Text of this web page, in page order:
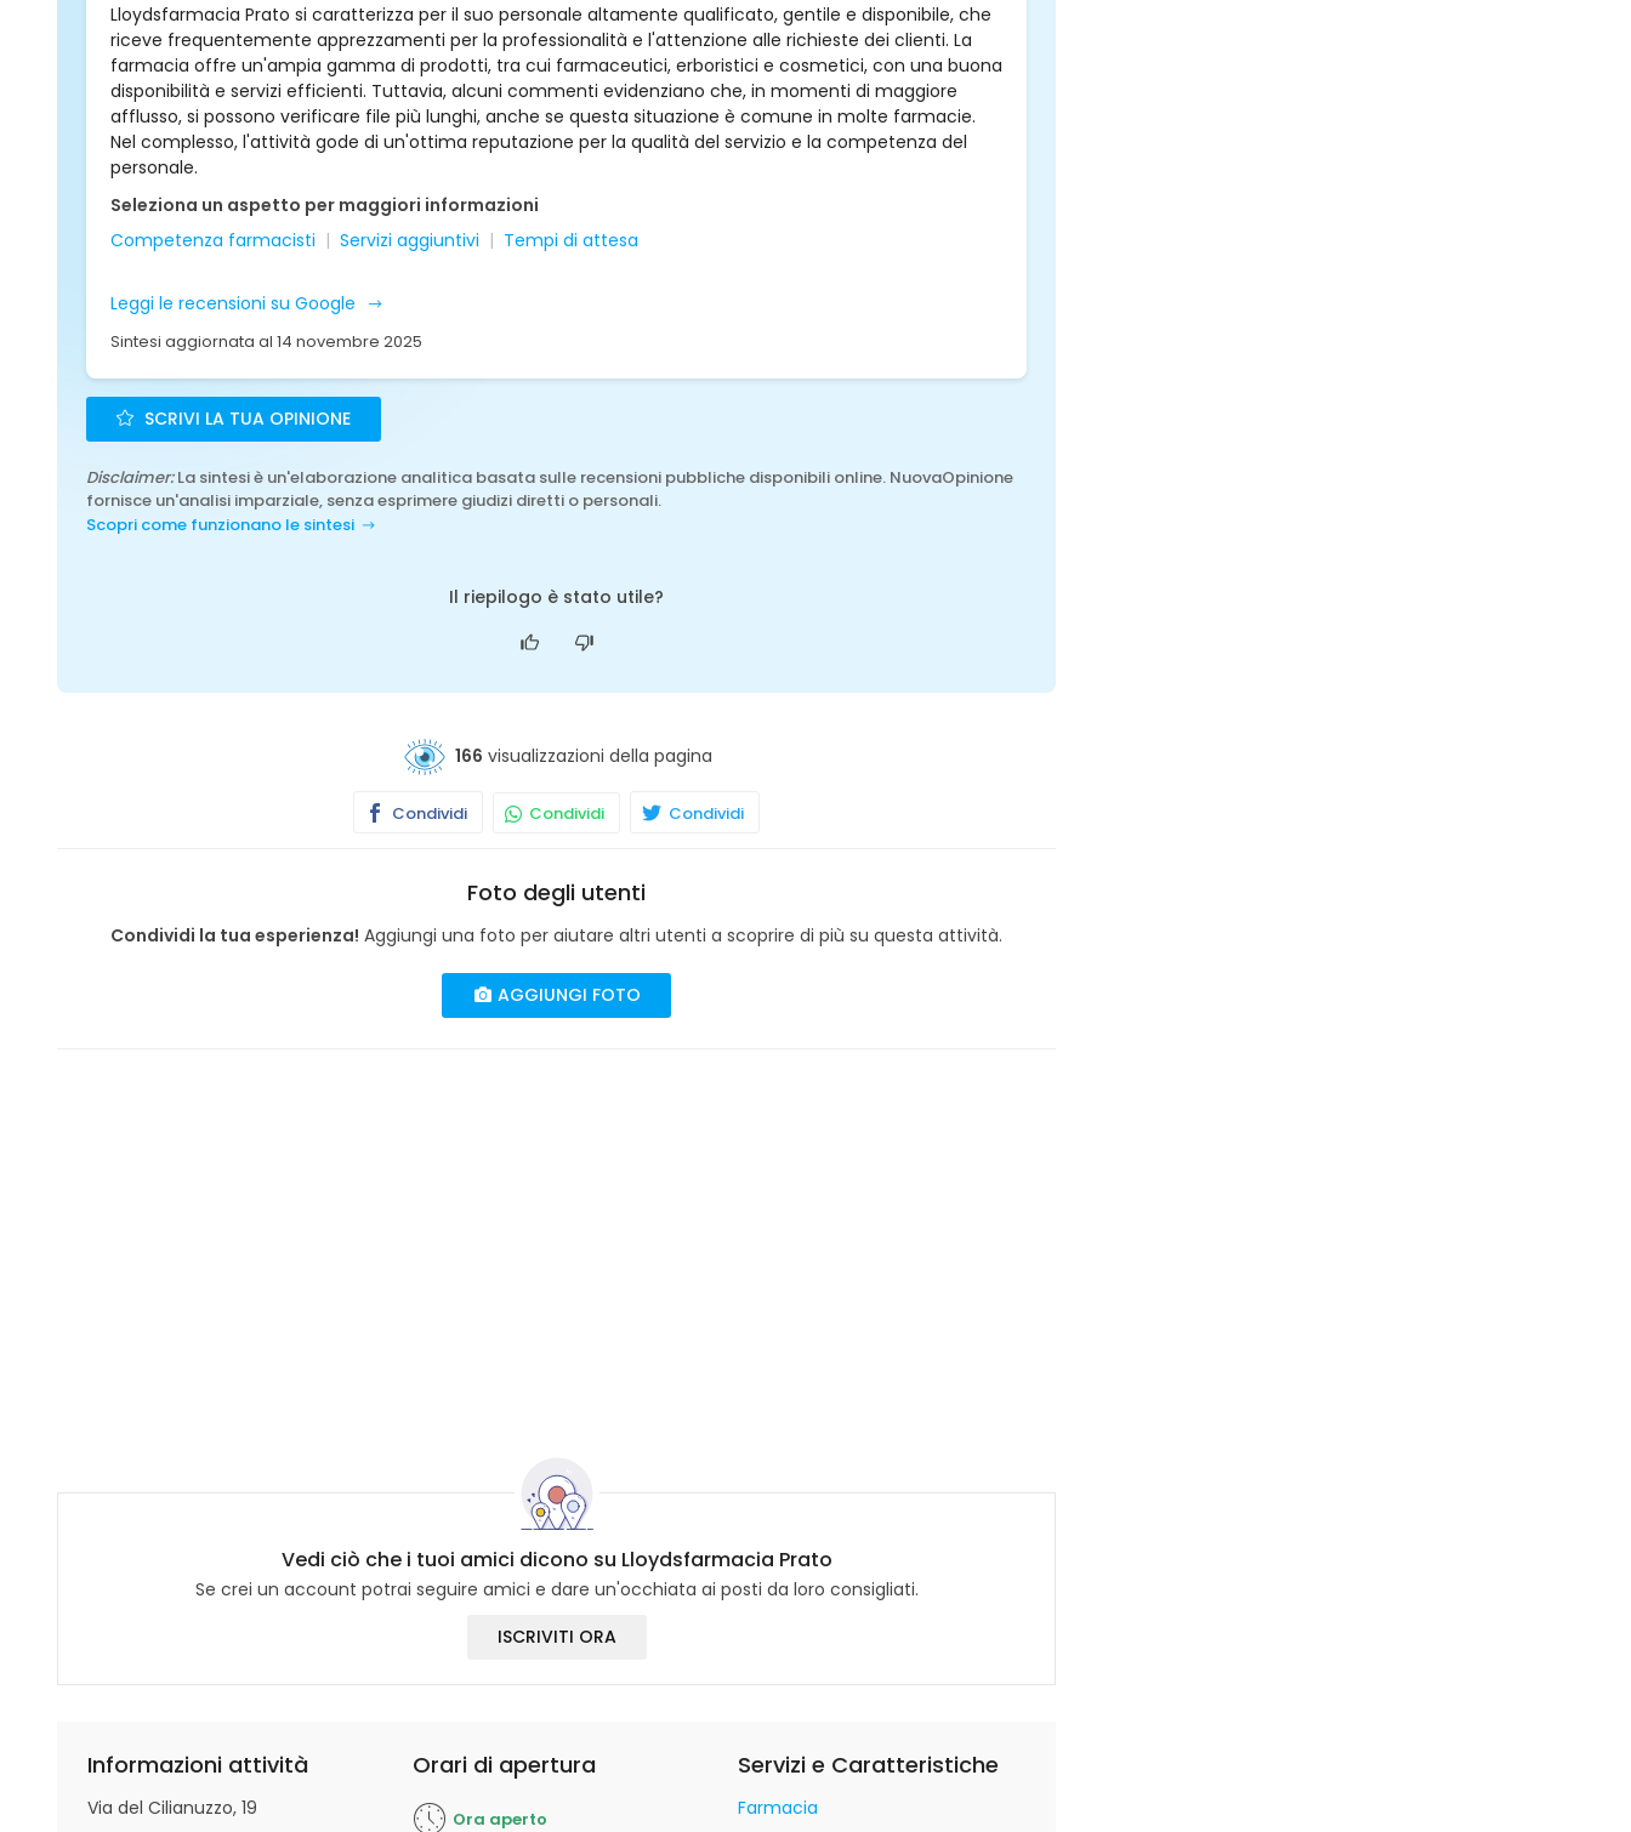
Lloydsfarmacia Prato si caratterizza per il suo personale altamente qualificato, gentile e disponibile, che
riceve frequentemente apprezzamenti per la professionalità e l'attenzione alle richieste dei clienti. La
farmacia offre un'ampia gamma di prodotti, tra cui farmaceutici, erboristici e cosmetici, con una buona
disponibilità e servizi efficienti. Tuttavia, alcuni commenti evidenziano che, in momenti di maggiore
afflusso, si possono verificare file più lunghi, anche se questa situazione è comune in molte farmacie.
Nel complesso, l'attività gode di un'ottima reputazione per la qualità del servizio e la competenza del
personale.
Seleziona un aspetto per maggiori informazioni
Competenza farmacisti
Servizi aggiuntivi Tempi di attesa
Leggi le recensioni su Google
Sintesi aggiornata al 14 novembre 2025
SCRIVI LA TUA OPINIONE
Disclaimer:La sintesi è un'elaborazione analitica basata sulle recensioni pubbliche disponibili online. NuovaOpinione
fornisce un'analisi imparziale, senza esprimere giudizi diretti o personali.
Scopri come funzionano le sintesi
Il riepilogo è stato utile?
166 visualizzazioni della pagina
Condividi Condividi Condividi
Foto degli utenti
Condividi la tua esperienza! Aggiungi una foto per aiutare altri utenti a scoprire di più su questa attività.
AGGIUNGI FOTO
Vedi ciò che i tuoi amici dicono su Lloydsfarmacia Prato
Se crei un account potrai seguire amici e dare un'occhiata ai posti da loro consigliati.
ISCRIVITI ORA
Informazioni attività
Via del Cilianuzzo, 19
Orari di apertura
Ora aperto
Servizi e Caratteristiche
Farmacia